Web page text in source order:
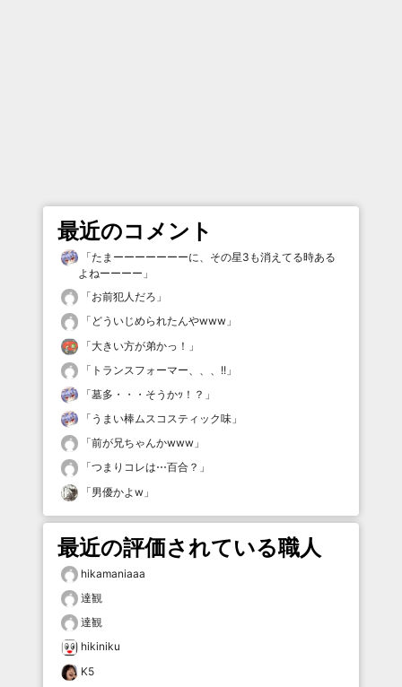
最近のコメント
「たまーーーーーーーに、その星3も消えてる時ある
よねーーーー 」
「お前犯人だろ 」
「 どういじめられたんやwww 」
「大きい方が弟かっ！ 」
「 トランスフォーマー、、、!! 」
「墓多・・・そうかｯ！？ 」
「 うまい棒ムスコスティック味 」
「前が兄ちゃんかwww 」
「つまりコレは⋯百合？ 」
「男優かよw 」
最近の評価されている職人
hikamaniaaa
達観
達観
hikiniku
K5